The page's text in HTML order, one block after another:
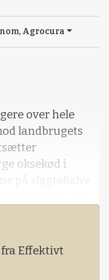
Agrocura
over hele
landbrugets
oksekød i
på slagtekalve
mellem
Effektivt